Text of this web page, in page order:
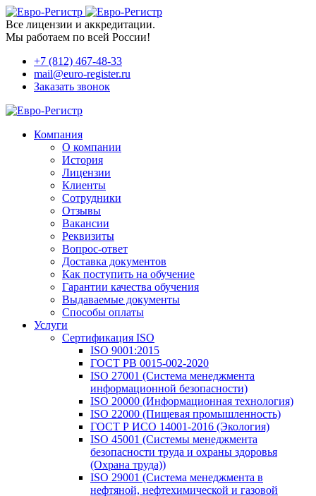
Все лицензии и аккредитации.
Мы работаем по всей России!
+7 (812) 467-48-33
mail@euro-register.ru
Заказать звонок
Компания
О компании
История
Лицензии
Клиенты
Сотрудники
Отзывы
Вакансии
Реквизиты
Вопрос-ответ
Доставка документов
Как поступить на обучение
Гарантии качества обучения
Выдаваемые документы
Способы оплаты
Услуги
Сертификация ISO
ISO 9001:2015
ГОСТ РВ 0015-002-2020
ISO 27001 (Система менеджмента
информационной безопасности)
ISO 20000 (Информационная технология)
ISO 22000 (Пищевая промышленность)
ГОСТ Р ИСО 14001-2016 (Экология)
ISO 45001 (Системы менеджмента
безопасности труда и охраны здоровья
(Охрана труда))
ISO 29001 (Система менеджмента в
нефтяной, нефтехимической и газовой